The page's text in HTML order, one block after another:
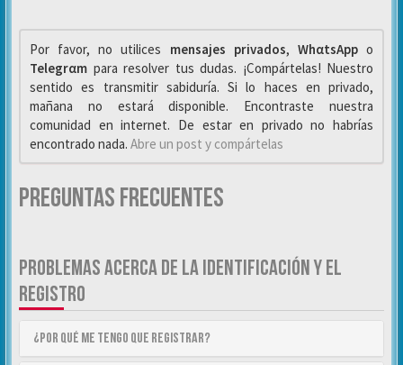
Por favor, no utilices mensajes privados, WhαtsAppo
Telegrαm para resolver tus dudas. ¡Compártelas! Nuestro
sentido es transmitir sabiduría. Si lo haces en privado,
mañana no estará disponible. Encontraste nuestra
comunidad en internet. De estar en privado no habrías
encontrado nada. Abre un post y compártelas
Preguntas Frecuentes
PROBLEMAS ACERCA DE LA IDENTIFICACIÓN Y EL
REGISTRO
¿Por qué me tengo que registrar?